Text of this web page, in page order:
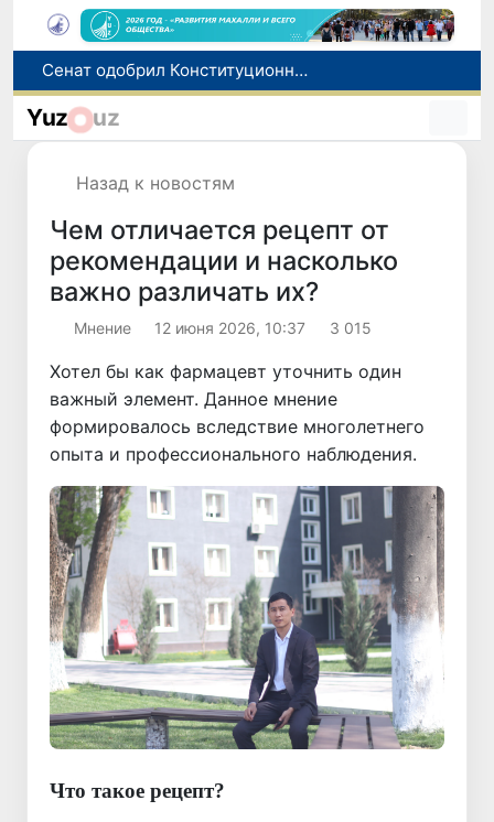
В Ташкенте задержали подозреваемых в распространении крупной партии наркотиков
В Узбекистане упростят назначение пенсий по инвалидности
Yuz uz
Назад к новостям
Чем отличается рецепт от
рекомендации и насколько
важно различать их?
Мнение 12 июня 2026, 10:37 3 015
Хотел бы как фармацевт уточнить один
важный элемент. Данное мнение
формировалось вследствие многолетнего
опыта и профессионального наблюдения.
Что такое рецепт?